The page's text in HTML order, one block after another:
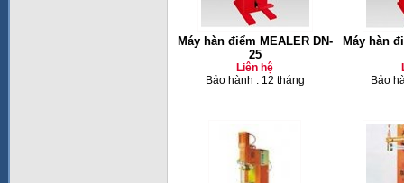
Máy hàn điểm MEALER DN-
25
Liên hệ
Bảo hành : 12 tháng
Máy hàn
Bảo